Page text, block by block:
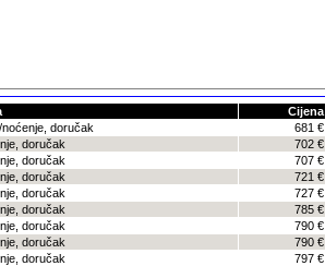
Cijena
doručak 681 €
doručak 702 €
doručak 707 €
doručak 721 €
doručak 727 €
doručak 785 €
doručak 790 €
doručak 790 €
doručak 797 €